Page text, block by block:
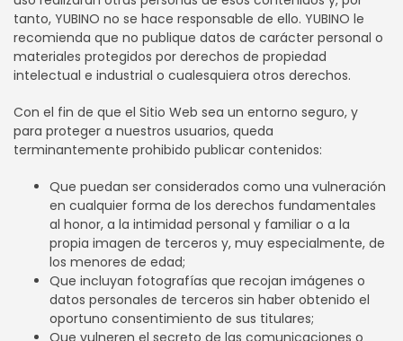
tanto, YUBINO no se hace responsable de ello. YUBINO le
recomienda que no publique datos de carácter personal o
materiales protegidos por derechos de propiedad
intelectual e industrial o cualesquiera otros derechos.
Con el fin de que el Sitio Web sea un entorno seguro, y
para proteger a nuestros usuarios, queda
terminantemente prohibido publicar contenidos:
Que puedan ser considerados como una vulneración
en cualquier forma de los derechos fundamentales
al honor, a la intimidad personal y familiar o a la
propia imagen de terceros y, muy especialmente, de
los menores de edad;
Que incluyan fotografías que recojan imágenes o
datos personales de terceros sin haber obtenido el
oportuno consentimiento de sus titulares;
Que vulneren el secreto de las comunicaciones o